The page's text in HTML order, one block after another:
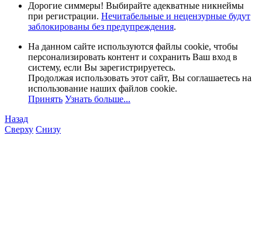
Дорогие симмеры! Выбирайте адекватные никнеймы
при регистрации. Нечитабельные и нецензурные будут
заблокированы без предупреждения.
На данном сайте используются файлы cookie, чтобы
персонализировать контент и сохранить Ваш вход в
систему, если Вы зарегистрируетесь.
Продолжая использовать этот сайт, Вы соглашаетесь на
использование наших файлов cookie.
Принять Узнать больше...
Назад
Сверху Снизу